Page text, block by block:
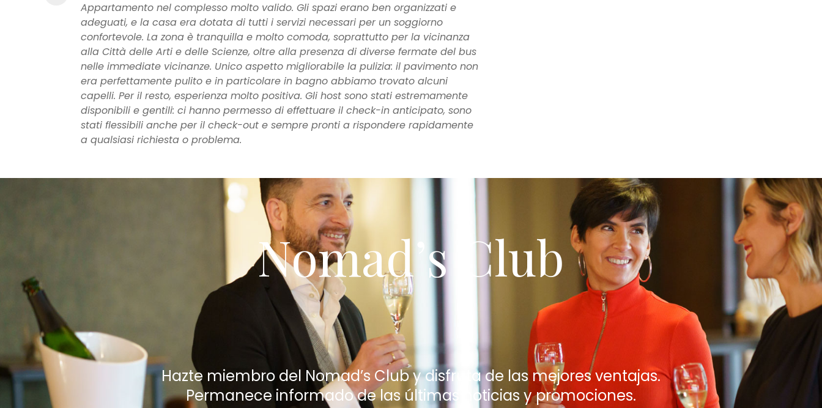
Appartamento nel complesso molto valido. Gli spazi erano ben organizzati e
adeguati, e la casa era dotata di tutti i servizi necessari per un soggiorno
confortevole. La zona è tranquilla e molto comoda, soprattutto per la vicinanza
alla Città delle Arti e delle Scienze, oltre alla presenza di diverse fermate del bus
nelle immediate vicinanze. Unico aspetto migliorabile la pulizia: il pavimento non
era perfettamente pulito e in particolare in bagno abbiamo trovato alcuni
capelli. Per il resto, esperienza molto positiva. Gli host sono stati estremamente
disponibili e gentili: ci hanno permesso di effettuare il check-in anticipato, sono
stati flessibili anche per il check-out e sempre pronti a rispondere rapidamente
a qualsiasi richiesta o problema.
Nomad’s Club
Hazte miembro del Nomad’s Club y disfruta de las mejores ventajas.
Permanece informado de las últimas noticias y promociones.